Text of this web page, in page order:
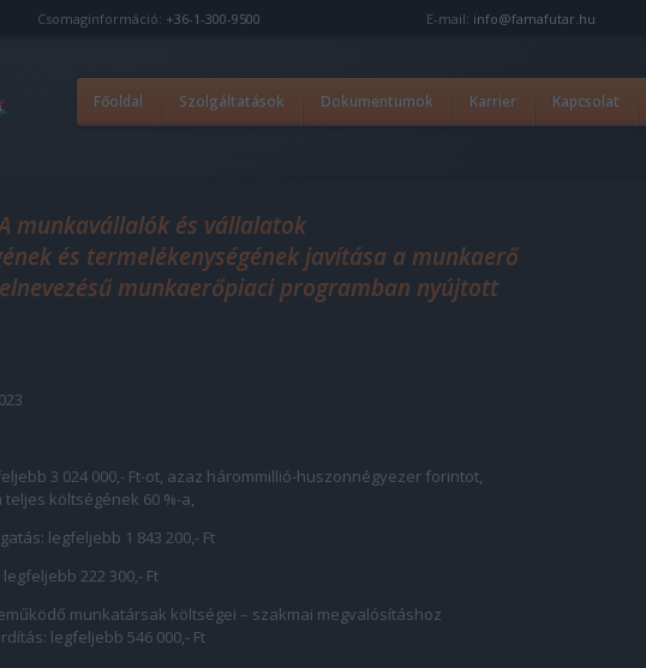
Csomaginformáció: +36-1-300-9500 E-mail: info@famafutar.hu
Főoldal Szolgáltatások Dokumentumok Karrier Kapcsolat
munkavállalók és vállalatok
és termelékenységének javítása a munkaerő
munkaerőpiaci programban nyújtott
3 024 000,- Ft-ot, azaz hárommillió-huszonnégyezer forintot,
költségének 60 %-a,
legfeljebb 1 843 200,- Ft
222 300,- Ft
munkatársak költségei – szakmai megvalósításhoz
legfeljebb 546 000,- Ft